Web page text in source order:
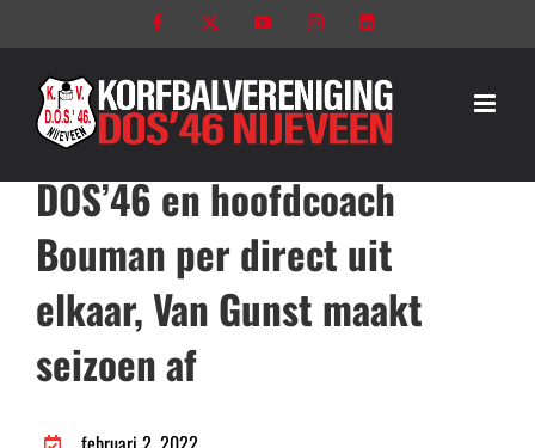
naar
Facebook YouTubeInstagram
DOS’46 en hoofdcoach
Bouman per direct uit
elkaar, Van Gunst maakt
seizoen af